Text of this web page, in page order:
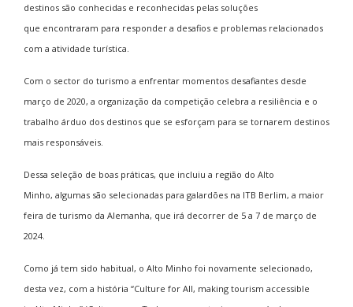
destinos são conhecidas e reconhecidas pelas soluções
que encontraram para responder a desafios e problemas relacionados
com a atividade turística.
Com o sector do turismo a enfrentar momentos desafiantes desde
março de 2020, a organização da competição celebra a resiliência e o
trabalho árduo dos destinos que se esforçam para se tornarem destinos
mais responsáveis.
Dessa seleção de boas práticas, que incluiu a região do Alto
Minho, algumas são selecionadas para galardões na ITB Berlim, a maior
feira de turismo da Alemanha, que irá decorrer de 5 a 7 de março de
2024.
Como já tem sido habitual, o Alto Minho foi novamente selecionado,
desta vez, com a história “Culture for All, making tourism accessible